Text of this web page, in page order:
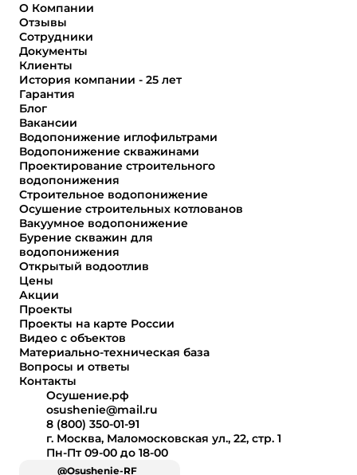
О Компании
Отзывы
Сотрудники
Документы
Клиенты
История компании - 25 лет
Гарантия
Блог
Вакансии
Водопонижение иглофильтрами
Водопонижение скважинами
Проектирование строительного
водопонижения
Строительное водопонижение
Осушение строительных котлованов
Вакуумное водопонижение
Бурение скважин для
водопонижения
Открытый водоотлив
Цены
Акции
Проекты
Проекты на карте России
Видео с объектов
Материально-техническая база
Вопросы и ответы
Контакты
Осушение.рф
osushenie@mail.ru
8 (800) 350-01-91
г. Москва, Маломосковская ул., 22, стр. 1
Пн-Пт 09-00 до 18-00
@Osushenie-RF